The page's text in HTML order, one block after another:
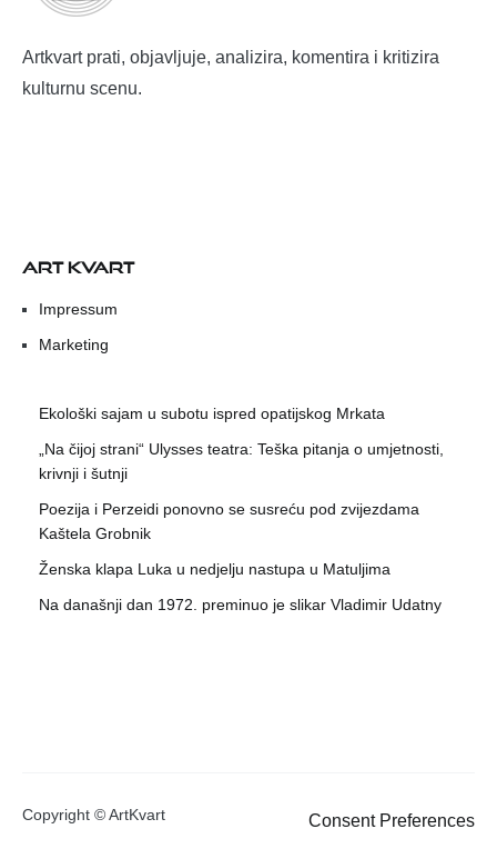
Artkvart prati, objavljuje, analizira, komentira i kritizira
kulturnu scenu.
ART KVART
Impressum
Marketing
Ekološki sajam u subotu ispred opatijskog Mrkata
„Na čijoj strani“ Ulysses teatra: Teška pitanja o umjetnosti,
krivnji i šutnji
Poezija i Perzeidi ponovno se susreću pod zvijezdama
Kaštela Grobnik
Ženska klapa Luka u nedjelju nastupa u Matuljima
Na današnji dan 1972. preminuo je slikar Vladimir Udatny
Copyright © ArtKvart Consent Preferences